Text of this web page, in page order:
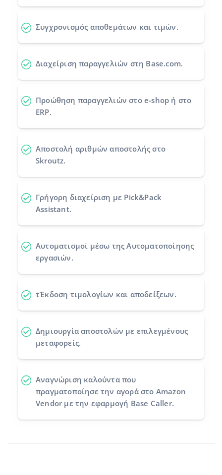
Επικοινωνίαportuguês (BR)
română
Συγχρονισμός αποθεμάτων και τιμών.
Διαχείριση παραγγελιών στη Base.com.
Προώθηση παραγγελιώνστο e-shop ή στο
ERP.
Αποστολή αριθμών αποστολής στο
Skroutz.
Γρήγορη διαχείριση με Pick&Pack
Assistant.
Αυτοματισμοί μέσω της Αυτοματοποίησης
εργασιών.
τΈκδοση τιμολογίων και αποδείξεων.
Δημιουργία αποστολών με επιλεγμένους
μεταφορείς.
Αναγνώριση καλούνταπου
πραγματοποίησε την αγορά στο Amazon
Vendor με την εφαρμογή Base Caller.